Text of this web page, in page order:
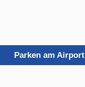
Parken am Airport